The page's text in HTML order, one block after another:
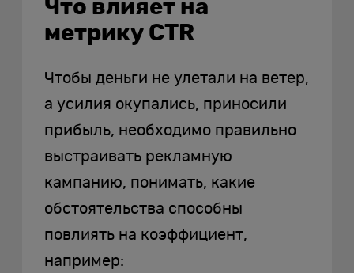
Что влияет на
метрику CTR
Чтобы деньги не улетали на ветер,
а усилия окупались, приносили
прибыль, необходимо правильно
выстраивать рекламную
кампанию, понимать, какие
обстоятельства способны
повлиять на коэффициент,
например: